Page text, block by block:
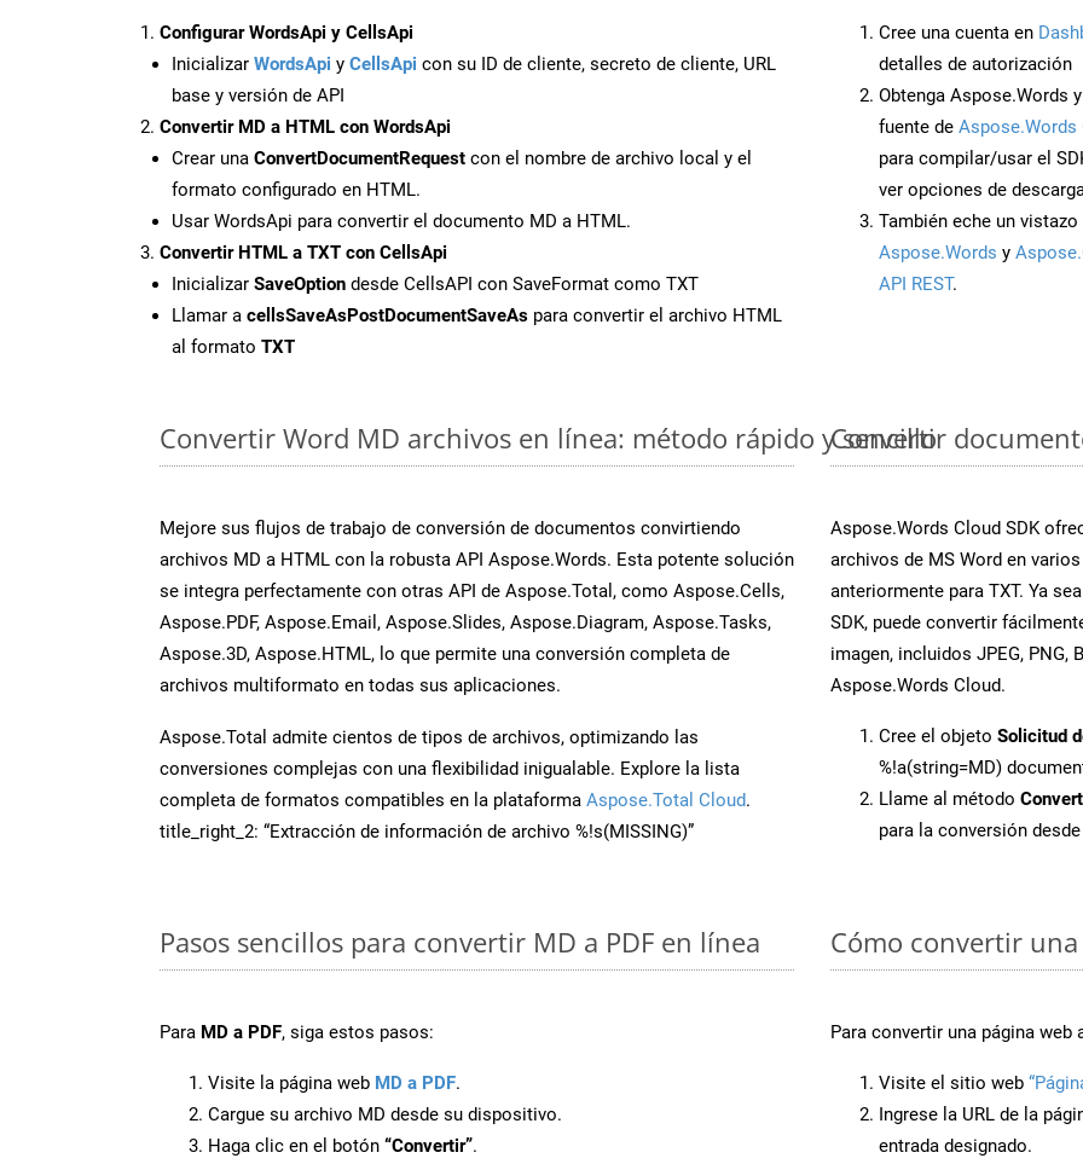
Configurar WordsApi y CellsApi
Inicializar WordsApi y CellsApi con su ID de cliente, secreto de cliente, URL
base y versión de API
Convertir MD a HTML con WordsApi
Crear una ConvertDocumentRequest con el nombre de archivo local y el
formato configurado en HTML.
Usar WordsApi para convertir el documento MD a HTML.
Convertir HTML a TXT con CellsApi
Inicializar SaveOption desde CellsAPI con SaveFormat como TXT
Llamar a cellsSaveAsPostDocumentSaveAs para convertir el archivo HTML
al formato TXT
Cree una cuenta en
detalles de autorización
Obtenga Aspose.Words
fuente de Aspose.Words
para compilar/usar el
ver opciones de
También eche un
Aspose.Words y
API REST.
Convertir Word MD archivos en línea: método rápido y sencillo
Mejore sus flujos de trabajo de conversión de documentos convirtiendo
archivos MD a HTML con la robusta API Aspose.Words. Esta potente solución
se integra perfectamente con otras API de Aspose.Total, como Aspose.Cells,
Aspose.PDF, Aspose.Email, Aspose.Slides, Aspose.Diagram, Aspose.Tasks,
Aspose.3D, Aspose.HTML, lo que permite una conversión completa de
archivos multiformato en todas sus aplicaciones.
Aspose.Total admite cientos de tipos de archivos, optimizando las
conversiones complejas con una flexibilidad inigualable. Explore la lista
completa de formatos compatibles en la plataforma Aspose.Total Cloud.
title_right_2: “Extracción de información de archivo %!s(MISSING)”
Convertir
Aspose.Words Cloud SDK
archivos de MS Word en
anteriormente para TXT. Ya
SDK, puede convertir
imagen, incluidos JPEG, PNG,
Aspose.Words Cloud.
Cree el objeto Solicitud
%!a(string=MD)
Llame al método
para la conversión
Pasos sencillos para convertir MD a PDF en línea
Para MD a PDF, siga estos pasos:
Visite la página web MD a PDF.
Cargue su archivo MD desde su dispositivo.
Haga clic en el botón “Convertir”.
Cómo convertir
Para convertir una página
Visite el sitio web
Ingrese la URL de la
entrada designado.